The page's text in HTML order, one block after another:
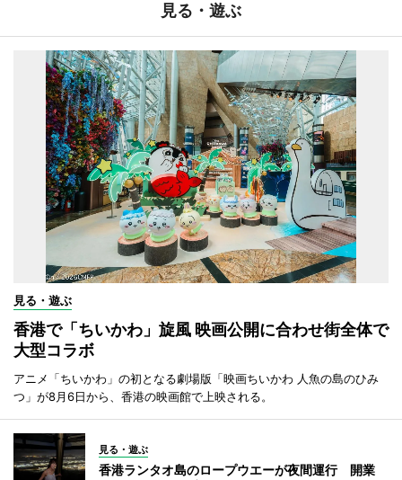
見る・遊ぶ
見る・遊ぶ
香港で「ちいかわ」旋風 映画公開に合わせ街全体で
大型コラボ
アニメ「ちいかわ」の初となる劇場版「映画ちいかわ 人魚の島のひみ
つ」が8月6日から、香港の映画館で上映される。
見る・遊ぶ
香港ランタオ島のロープウエーが夜間運行 開業